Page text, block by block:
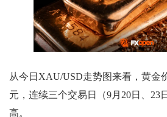
从今日XAU/USD走势图来看，黄金
元，连续三个交易日（9月20日、23
高。